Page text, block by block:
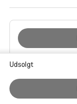
Grunde
at
købe
Udsolgt